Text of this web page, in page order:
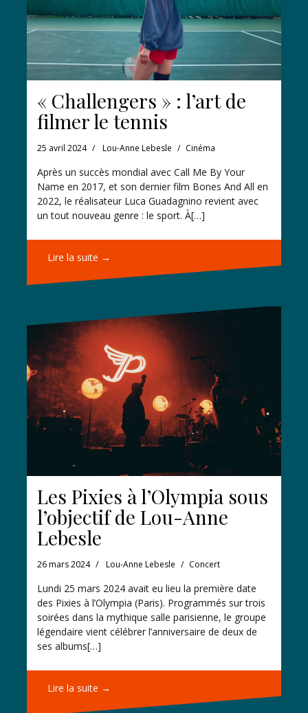
« Challengers » : l’art de
filmer le tennis
25 avril 2024 Lou-Anne Lebesle Cinéma
Après un succès mondial avec Call Me By Your
Name en 2017, et son dernier film Bones And All en
2022, le réalisateur Luca Guadagnino revient avec
un tout nouveau genre : le sport. À[…]
Lire la suite →
Les Pixies à l’Olympia sous
l’objectif de Lou-Anne
Lebesle
26 mars 2024 Lou-Anne Lebesle Concert
Lundi 25 mars 2024 avait eu lieu la première date
des Pixies à l’Olympia (Paris). Programmés sur trois
soirées dans la mythique salle parisienne, le groupe
légendaire vient célébrer l’anniversaire de deux de
ses albums[…]
Lire la suite →